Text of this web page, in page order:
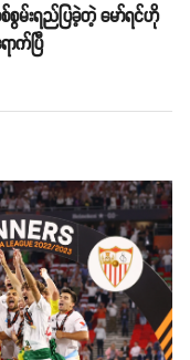
မ်းရည်ပြခဲ့တဲ့ မော်ရင်ဟို
က်ပြီ